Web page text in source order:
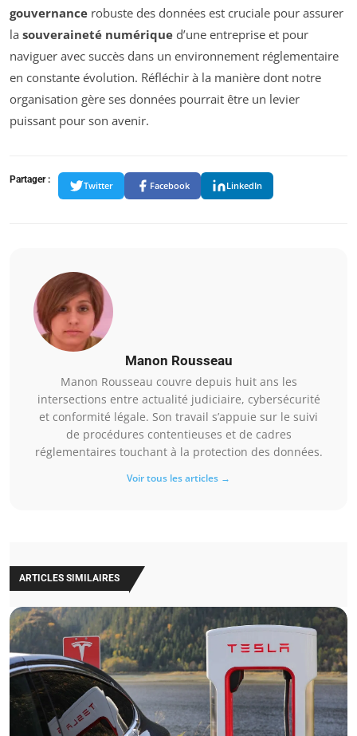
gouvernance robuste des données est cruciale pour assurer
la souveraineté numérique d’une entreprise et pour
naviguer avec succès dans un environnement réglementaire
en constante évolution. Réfléchir à la manière dont notre
organisation gère ses données pourrait être un levier
puissant pour son avenir.
Partager :
Twitter Facebook LinkedIn
Manon Rousseau
Manon Rousseau couvre depuis huit ans les
intersections entre actualité judiciaire, cybersécurité
et conformité légale. Son travail s’appuie sur le suivi
de procédures contentieuses et de cadres
réglementaires touchant à la protection des données.
Voir tous les articles →
ARTICLES SIMILAIRES